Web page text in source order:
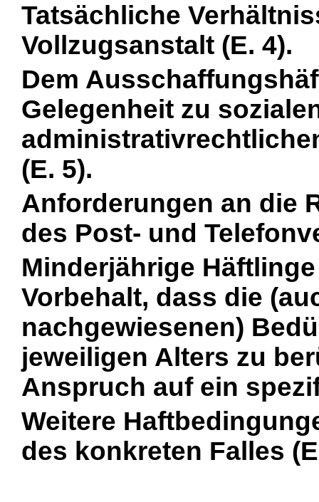
Tatsächliche
Vollzugsanstalt (E. 4).
Dem
Gelegenheit zu
(E. 5).
Anforderungen an die
des Post- und
Minderjährige
Vorbehalt, dass die
nachgewiesenen)
jeweiligen Alters zu
Anspruch auf ein
Weitere
des konkreten Falles